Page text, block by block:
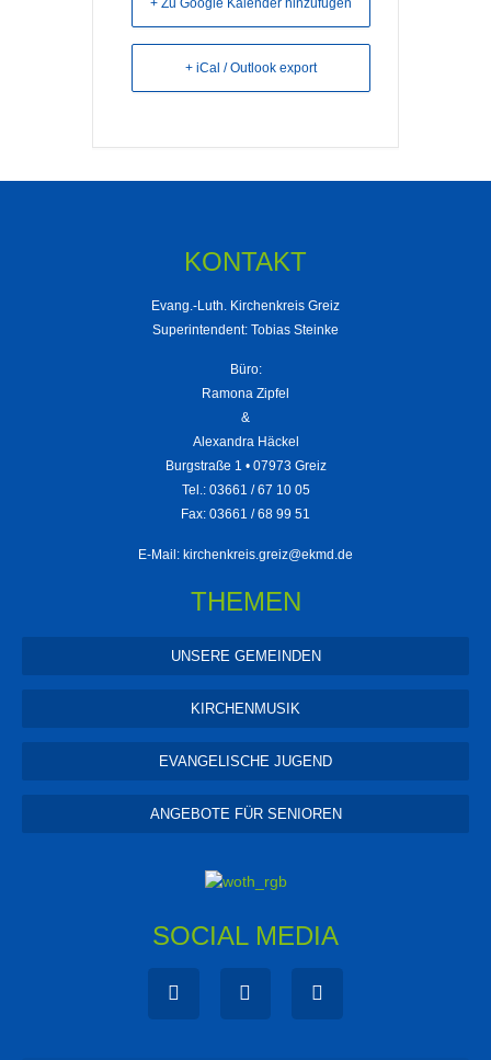
+ Zu Google Kalender hinzufügen
+ iCal / Outlook export
KONTAKT
Evang.-Luth. Kirchenkreis Greiz
Superintendent: Tobias Steinke
Büro:
Ramona Zipfel
&
Alexandra Häckel
Burgstraße 1 • 07973 Greiz
Tel.: 03661 / 67 10 05
Fax: 03661 / 68 99 51
E-Mail: kirchenkreis.greiz@ekmd.de
THEMEN
UNSERE GEMEINDEN
KIRCHENMUSIK
EVANGELISCHE JUGEND
ANGEBOTE FÜR SENIOREN
SOCIAL MEDIA